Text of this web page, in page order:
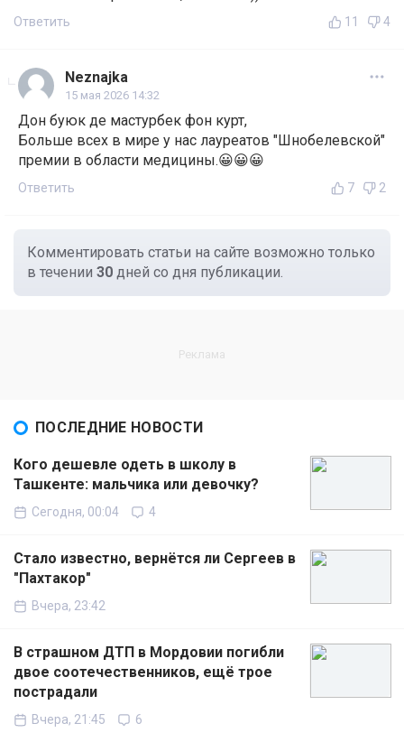
Ответить 11 4
Neznajka
15 мая 2026 14:32
Дон буюк де мастурбек фон курт,
Больше всех в мире у нас лауреатов "Шнобелевской"
премии в области медицины.😀😀😀
Ответить 7 2
Комментировать статьи на сайте возможно только
в течении 30 дней со дня публикации.
ПОСЛЕДНИЕ НОВОСТИ
Кого дешевле одеть в школу в
Ташкенте: мальчика или девочку?
Сегодня, 00:04 4
Стало известно, вернётся ли Сергеев в
"Пахтакор"
Вчера, 23:42
В страшном ДТП в Мордовии погибли
двое соотечественников, ещё трое
пострадали
Вчера, 21:45 6